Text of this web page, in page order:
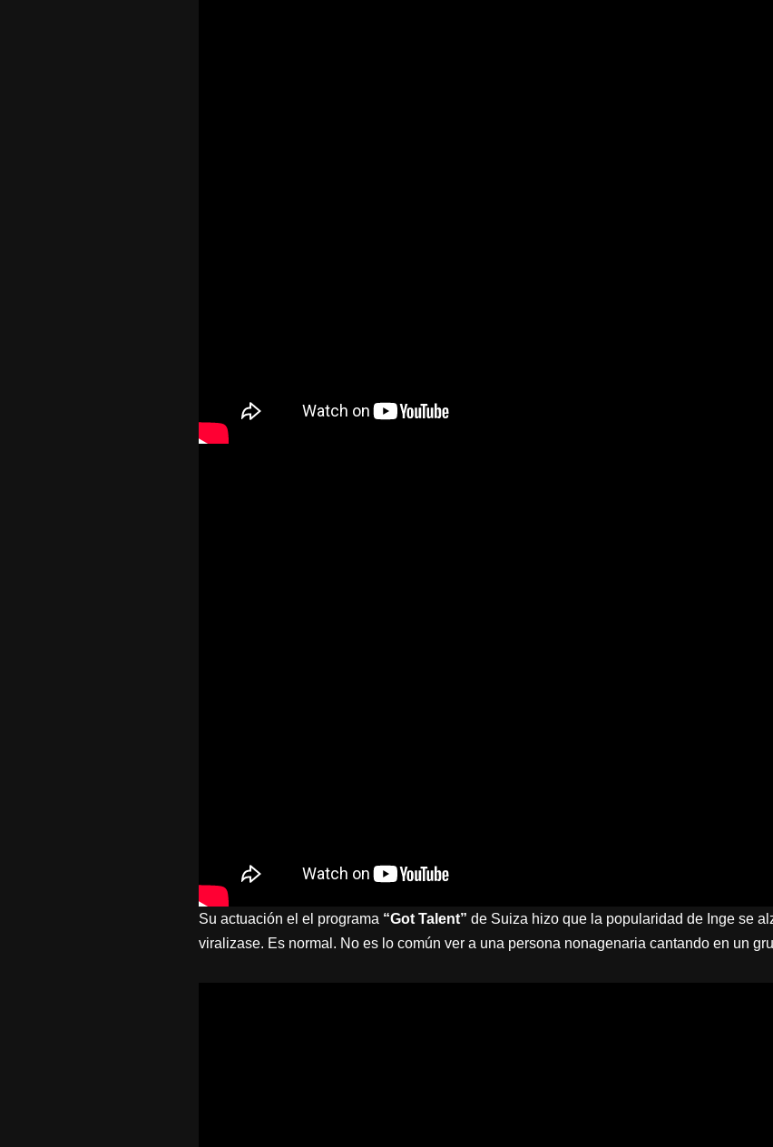
Su actuación el el programa “Got Talent” de Suiza hizo que la popularidad de Inge se
viralizase. Es normal. No es lo común ver a una persona nonagenaria cantando en un